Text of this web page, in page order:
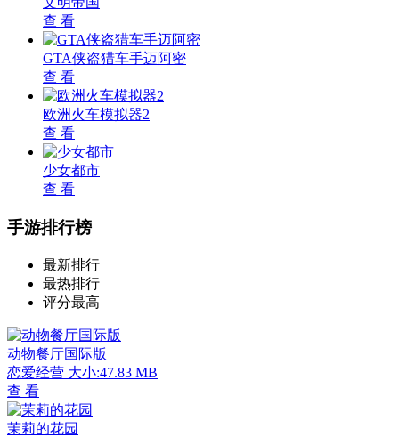
查 看
GTA侠盗猎车手迈阿密
查 看
欧洲火车模拟器2
查 看
少女都市
查 看
手游排行榜
最新排行
最热排行
评分最高
动物餐厅国际版
恋爱经营 大小:47.83 MB
查 看
茉莉的花园